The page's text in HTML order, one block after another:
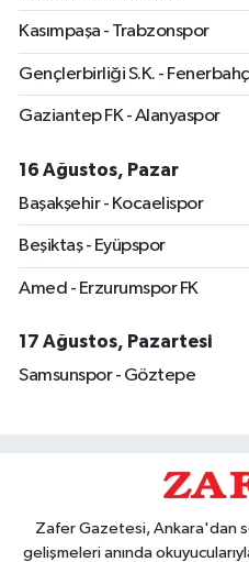
Kasımpaşa - Trabzonspor
Gençlerbirliği S.K. -
Gaziantep FK - Alanyaspor
16 Ağustos, Pazar
Başakşehir - Kocaelispor
Beşiktaş - Eyüpspor
Amed - Erzurumspor FK
17 Ağustos, Pazartesi
Samsunspor - Göztepe
Zafer Gazetesi, Ankara'dan
gelişmeleri anında